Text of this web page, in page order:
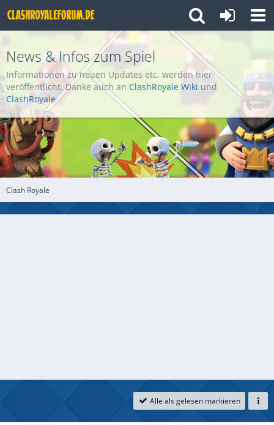
Clash Royale
News & Infos zum Spiel
Informationen zu neuen Updates etc. werden hier
veröffentlicht. Danke auch an ClashRoyale Wiki und
ClashRoyale
Alle als gelesen markieren